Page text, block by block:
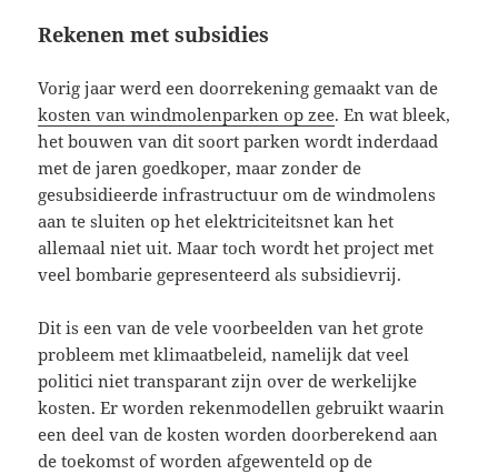
Rekenen met subsidies
Vorig jaar werd een doorrekening gemaakt van de
kosten van windmolenparken op zee. En wat bleek,
het bouwen van dit soort parken wordt inderdaad
met de jaren goedkoper, maar zonder de
gesubsidieerde infrastructuur om de windmolens
aan te sluiten op het elektriciteitsnet kan het
allemaal niet uit. Maar toch wordt het project met
veel bombarie gepresenteerd als subsidievrij.
Dit is een van de vele voorbeelden van het grote
probleem met klimaatbeleid, namelijk dat veel
politici niet transparant zijn over de werkelijke
kosten. Er worden rekenmodellen gebruikt waarin
een deel van de kosten worden doorberekend aan
de toekomst of worden afgewenteld op de